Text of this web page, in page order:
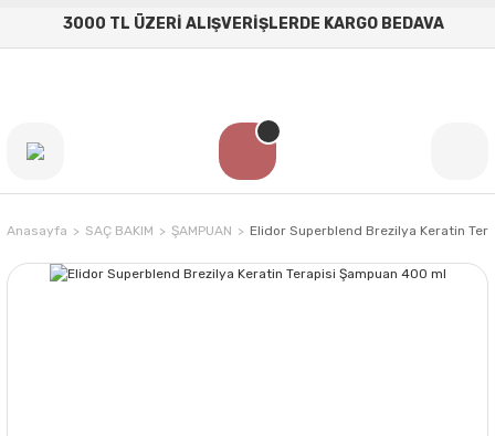
3000 TL ÜZERİ ALIŞVERİŞLERDE KARGO BEDAVA
Anasayfa SAÇ BAKIM ŞAMPUAN Elidor Superblend Brezilya Keratin